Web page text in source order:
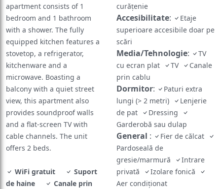
apartment consists of 1
bedroom and 1 bathroom
with a shower. The fully
equipped kitchen features a
stovetop, a refrigerator,
kitchenware and a
microwave. Boasting a
balcony with a quiet street
view, this apartment also
provides soundproof walls
and a flat-screen TV with
cable channels. The unit
offers 2 beds.
WiFi gratuit
Suport
de haine
Canale prin
curățenie
Accesibilitate:
Etaje
superioare accesibile doar pe
scări
Media/Tehnologie:
TV
cu ecran plat
TV
Canale
prin cablu
Dormitor:
Paturi extra
lungi (> 2 metri)
Lenjerie
de pat
Dressing
Garderobă sau dulap
General :
Fier de călcat
Pardoseală de
gresie/marmură
Intrare
privată
Izolare fonică
Aer condiţionat